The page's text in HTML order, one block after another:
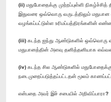
(ii) மதுபோதைக்கு முற்றப்புள்ளி
இதுவரை ஒவ்வொரு வருடத்திலும்
வழங்கப்பட்டுள்ள உரிமப்பத்திரங்களின்
(iii) கடந்த ஐந்து ஆண்டுகளில் ஒவ்வொரு
மதுபானத்தின் அளவு தனித்தனியாக
(iv) கடந்த சில ஆண்டுகளில் மதுபோதைக்கு
நடைமுறைப்படுத்தப்பட்டதன் மூலம்
என்பதை அவர் இச் சபையில் அறிவிப்பாரா?